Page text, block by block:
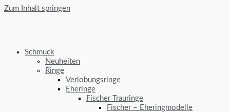
Zum Inhalt springen
Schmuck
Neuheiten
Ringe
Verlobungsringe
Eheringe
Fischer Trauringe
Fischer – Eheringmodelle